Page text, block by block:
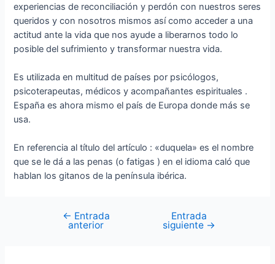
experiencias de reconciliación y perdón con nuestros seres
queridos y con nosotros mismos así como acceder a una
actitud ante la vida que nos ayude a liberarnos todo lo
posible del sufrimiento y transformar nuestra vida.
Es utilizada en multitud de países por psicólogos,
psicoterapeutas, médicos y acompañantes espirituales .
España es ahora mismo el país de Europa donde más se
usa.
En referencia al título del artículo : «duquela» es el nombre
que se le dá a las penas (o fatigas ) en el idioma caló que
hablan los gitanos de la península ibérica.
← Entrada
anterior
Entrada
siguiente →